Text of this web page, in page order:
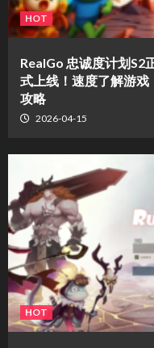
HOT
​RealGo 忠诚度计划S2
式上线！速度了解游戏
攻略
2026-04-15
HOT